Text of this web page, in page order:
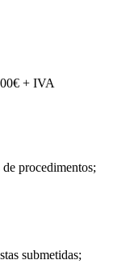
+ IVA
de procedimentos;
submetidas;